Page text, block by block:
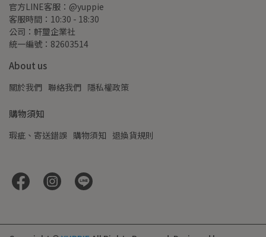
官方LINE客服：@yuppie
客服時間：10:30 - 18:30
公司：軒璽企業社
統一編號：82603514
About us
關於我們 聯絡我們 隱私權政策
購物須知
瑕疵、寄送錯誤 購物須知 退換貨規則